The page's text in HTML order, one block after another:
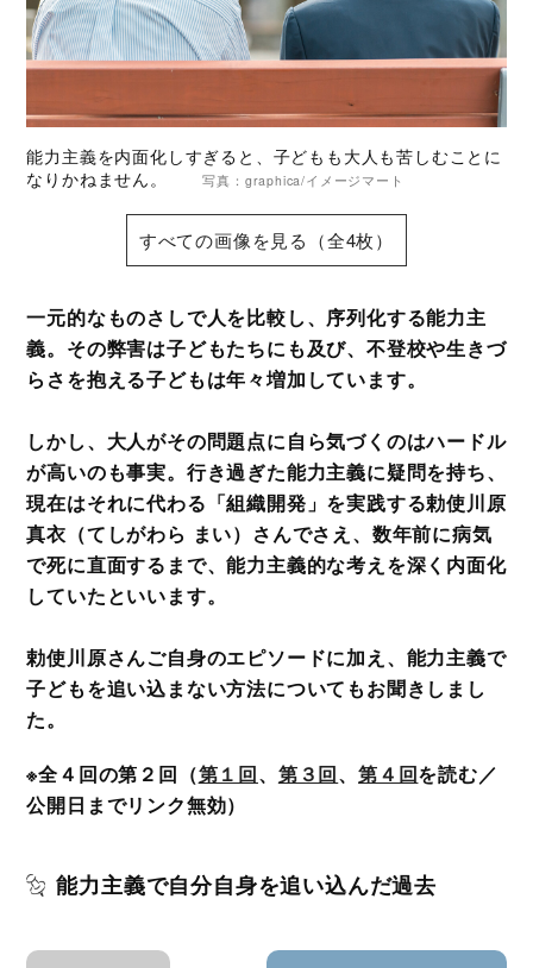
能力主義を内面化しすぎると、子どもも大人も苦しむことに
なりかねません。写真：graphica/イメージマート
すべての画像を見る（全4枚）
一元的なものさしで人を比較し、序列化する能力主
義。その弊害は子どもたちにも及び、不登校や生きづ
らさを抱える子どもは年々増加しています。
しかし、大人がその問題点に自ら気づくのはハードル
が高いのも事実。行き過ぎた能力主義に疑問を持ち、
現在はそれに代わる「組織開発」を実践する勅使川原
真衣（てしがわら まい）さんでさえ、数年前に病気
で死に直面するまで、能力主義的な考えを深く内面化
していたといいます。
勅使川原さんご自身のエピソードに加え、能力主義で
子どもを追い込まない方法についてもお聞きしまし
た。
※全４回の第２回（第１回、 第３回、第４回を読む／
公開日までリンク無効）
能力主義で自分自身を追い込んだ過去